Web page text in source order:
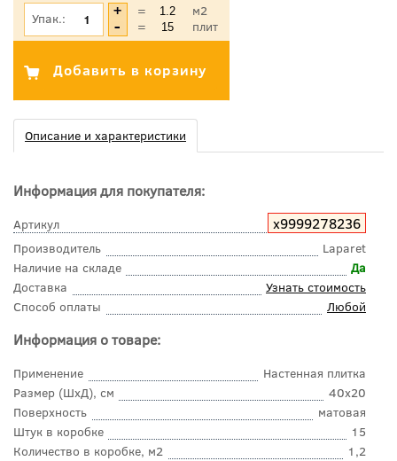
Упак.: =
м2
=
плит
Описание и характеристики
Информация для покупателя:
Артикул х9999278236
Производитель
Laparet
Наличие на складе
Да
Доставка
Узнать стоимость
Способ оплаты
Любой
Информация о товаре:
Применение
Настенная плитка
Размер (ШхД), см
40x20
Поверхность
матовая
Штук в коробке
15
Количество в коробке, м2
1,2